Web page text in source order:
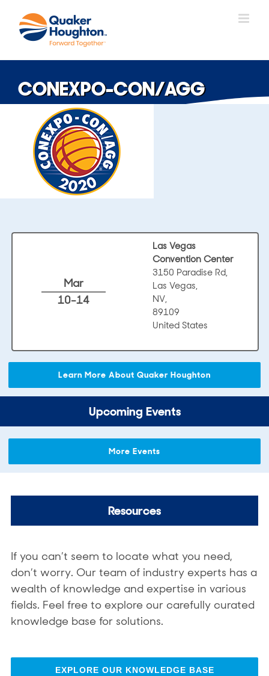
content
CONEXPO-CON/AGG
Resources
If you can’t seem to locate what you need,
don’t worry. Our team of industry experts has a
wealth of knowledge and expertise in various
fields. Feel free to explore our carefully curated
knowledge base for solutions.
EXPLORE OUR KNOWLEDGE BASE
Mar
10-14
Las Vegas
Convention Center
3150 Paradise Rd,
Las Vegas,
NV,
89109
United States
Learn More About Quaker Houghton
Upcoming Events
More Events